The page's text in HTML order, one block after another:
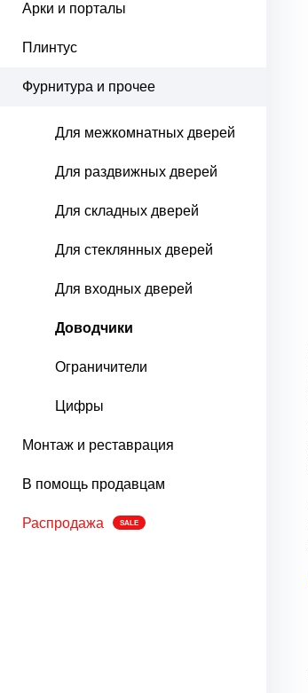
Арки и порталы
Плинтус
Фурнитура и прочее
Для межкомнатных дверей
Для раздвижных дверей
Для складных дверей
Для стеклянных дверей
Для входных дверей
Доводчики
Ограничители
Цифры
Монтаж и реставрация
В помощь продавцам
Распродажа SALE